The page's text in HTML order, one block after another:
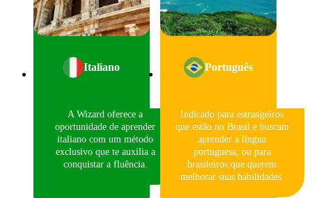
Italiano
A Wizard oferece a
oportunidade de aprender
italiano com um método
exclusivo que te auxilia a
conquistar a fluência.
Português
Indicado para estrangeiros
que estão no Brasil e buscam
aprender a língua
portuguesa, ou para
brasileiros que querem
melhorar suas habilidades.